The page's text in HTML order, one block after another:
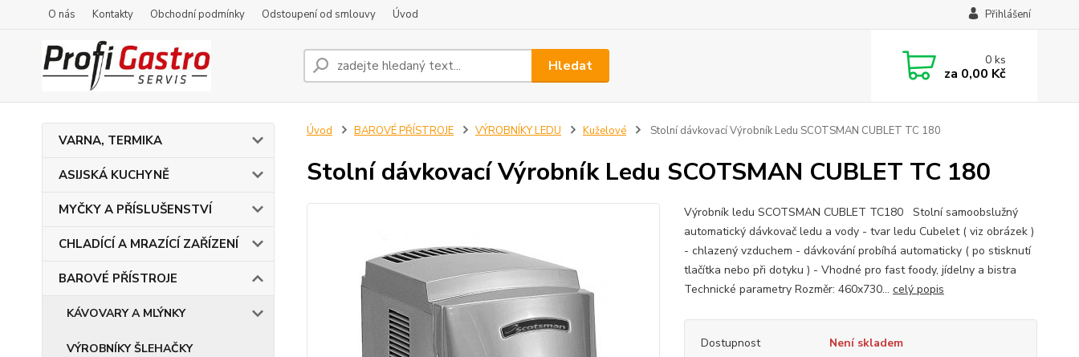
O nás Kontakty Obchodní podmínky Odstoupení od smlouvy Úvod Přihlášení
Hledat 0ks
za 0,00 Kč
VARNA, TERMIKA
ASIJSKÁ KUCHYNĚ
MYČKY A PŘÍSLUŠENSTVÍ
CHLADÍCÍ A MRAZÍCÍ ZAŘÍZENÍ
BAROVÉ PŘÍSTROJE
KÁVOVARY A MLÝNKY
VÝROBNÍKY ŠLEHAČKY
Úvod BAROVÉ PŘÍSTROJE VÝROBNÍKY LEDU Kuželové Stolní dávkovací Výrobník Ledu SCOTSMAN CUBLET TC 180
Stolní dávkovací Výrobník Ledu SCOTSMAN CUBLET TC 180
Výrobník ledu SCOTSMAN CUBLET TC180 Stolní samoobslužný
automatický dávkovač ledu a vody - tvar ledu Cubelet ( viz obrázek )
- chlazený vzduchem - dávkování probíhá automaticky ( po stisknutí
tlačítka nebo při dotyku ) - Vhodné pro fast foody, jídelny a bistra
Technické parametry Rozměr: 460x730... celý popis
Dostupnost
Není skladem